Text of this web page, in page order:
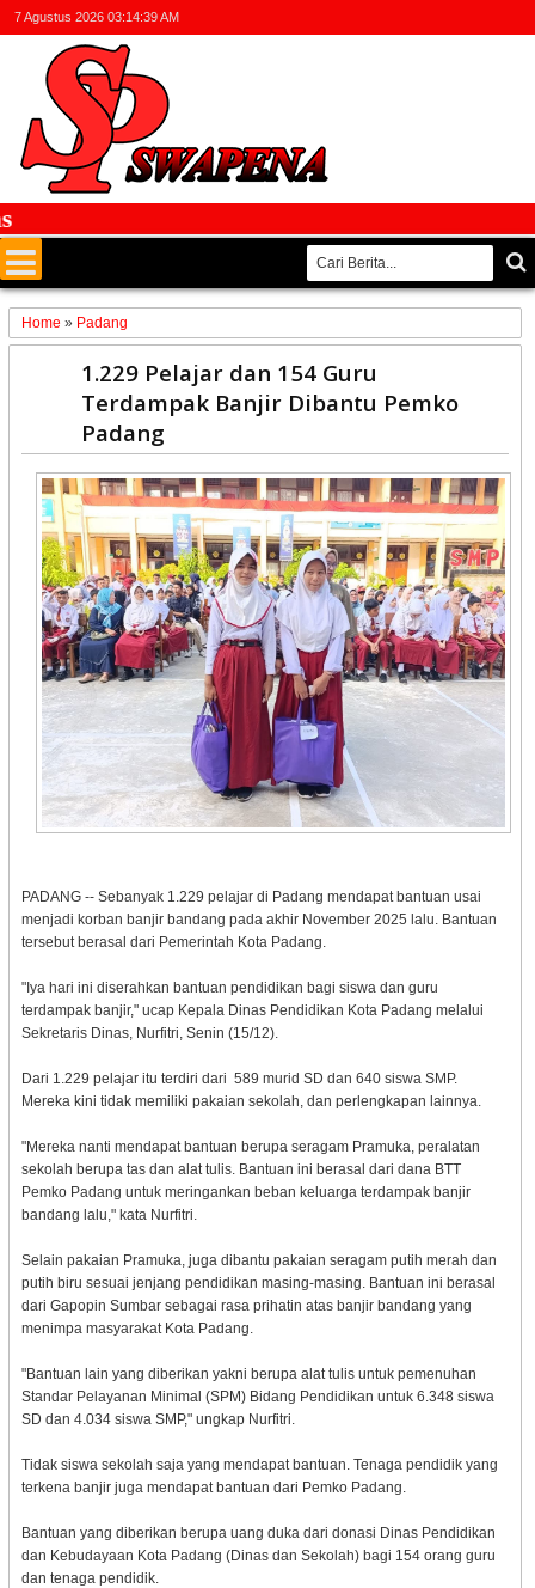
7 Agustus 2026 03:14:40 AM
Home » Padang
1.229 Pelajar dan 154 Guru
Terdampak Banjir Dibantu Pemko
Padang
PADANG -- Sebanyak 1.229 pelajar di Padang mendapat bantuan usai
menjadi korban banjir bandang pada akhir November 2025 lalu. Bantuan
tersebut berasal dari Pemerintah Kota Padang.
"Iya hari ini diserahkan bantuan pendidikan bagi siswa dan guru
terdampak banjir," ucap Kepala Dinas Pendidikan Kota Padang melalui
Sekretaris Dinas, Nurfitri, Senin (15/12).
Dari 1.229 pelajar itu terdiri dari 589 murid SD dan 640 siswa SMP.
Mereka kini tidak memiliki pakaian sekolah, dan perlengkapan lainnya.
"Mereka nanti mendapat bantuan berupa seragam Pramuka, peralatan
sekolah berupa tas dan alat tulis. Bantuan ini berasal dari dana BTT
Pemko Padang untuk meringankan beban keluarga terdampak banjir
bandang lalu," kata Nurfitri.
Selain pakaian Pramuka, juga dibantu pakaian seragam putih merah dan
putih biru sesuai jenjang pendidikan masing-masing. Bantuan ini berasal
dari Gapopin Sumbar sebagai rasa prihatin atas banjir bandang yang
menimpa masyarakat Kota Padang.
"Bantuan lain yang diberikan yakni berupa alat tulis untuk pemenuhan
Standar Pelayanan Minimal (SPM) Bidang Pendidikan untuk 6.348 siswa
SD dan 4.034 siswa SMP," ungkap Nurfitri.
Tidak siswa sekolah saja yang mendapat bantuan. Tenaga pendidik yang
terkena banjir juga mendapat bantuan dari Pemko Padang.
Bantuan yang diberikan berupa uang duka dari donasi Dinas Pendidikan
dan Kebudayaan Kota Padang (Dinas dan Sekolah) bagi 154 orang guru
dan tenaga pendidik.